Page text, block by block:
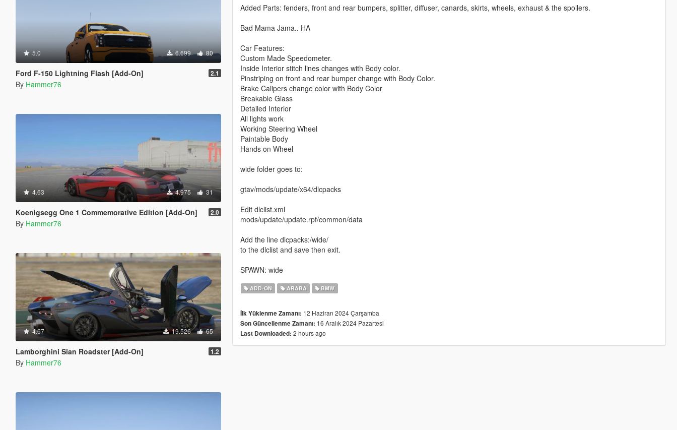
5.0 6.699 80
Ford F-150 Lightning Flash [Add-On] 2.1
By Hammer76
4.63 4.975 31
Koenigsegg One 1 Commemorative Edition [Add-On] 2.0
By Hammer76
4.67 19.526 65
Lamborghini Sian Roadster [Add-On] 1.2
By Hammer76
Added Parts: fenders, front and rear bumpers, splitter, diffuser, canards, skirts, wheels, exhaust & the spoilers.
Bad Mama Jama.. HA
Car Features:
Custom Made Speedometer.
Inside Interior stitch lines changes with Body color.
Pinstriping on front and rear bumper change with Body Color.
Brake Calipers change color with Body Color
Breakable Glass
Detailed Interior
All lights work
Working Steering Wheel
Paintable Body
Hands on Wheel
wide folder goes to:
gtav/mods/update/x64/dlcpacks
Edit dlclist.xml
mods/update/update.rpf/common/data
Add the line dlcpacks:/wide/
to the dlclist and save then exit.
SPAWN: wide
ADD-ON ARABA BMW
İlk Yüklenme Zamanı: 12 Haziran 2024 Çarşamba
Son Güncellenme Zamanı: 16 Aralık 2024 Pazartesi
Last Downloaded: 2 hours ago